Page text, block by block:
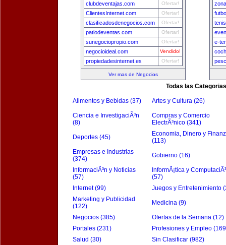
clubdeventajas.com Ofertar!
ClientesInternet.com Ofertar!
clasificadosdenegocios.com Ofertar!
patiodeventas.com Ofertar!
sunegociopropio.com Ofertar!
negocioideal.com Vendido!
propiedadesinternet.es Ofertar!
Ver mas de Negocios
e-
Todas las Categorias
Alimentos y Bebidas (37) Artes y Cultura (26)
Ciencia e InvestigaciÃ³n
(8)
Compras y Comercio
ElectrÃ³nico (341)
Deportes (45)
Economia, Dinero y
(113)
Empresas e Industrias
(374)
Gobierno (16)
InformaciÃ³n y Noticias
(57)
InformÃ¡tica y
(57)
Internet (99)
Juegos y Entretenimiento
Marketing y Publicidad
(122)
Medicina (9)
Negocios (385)
Ofertas de la Semana (12)
Portales (231)
Profesiones y Empleo
Salud (30)
Sin Clasificar (982)